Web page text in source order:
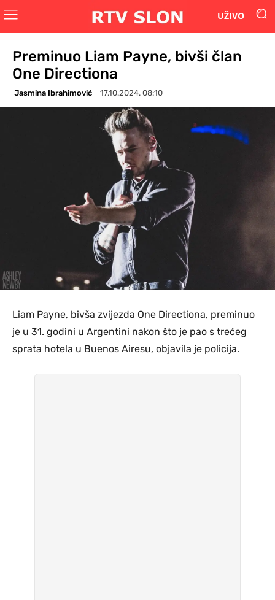
UŽIVO
Preminuo Liam Payne, bivši član
One Directiona
Jasmina Ibrahimović 17.10.2024. 08:10
Liam Payne, bivša zvijezda One Directiona, preminuo
je u 31. godini u Argentini nakon što je pao s trećeg
sprata hotela u Buenos Airesu, objavila je policija.